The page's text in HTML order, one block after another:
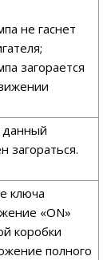
не гаснет
загорается
загораться.
ключа
«ON»
коробки
полного